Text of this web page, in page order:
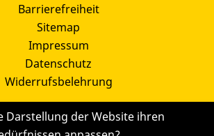
Darstellung der Website ihren
Barrierefreiheit
Sitemap
Impressum
Datenschutz
Widerrufsbelehrung